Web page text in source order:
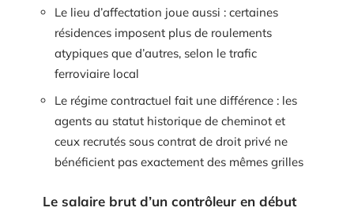
Le lieu d’affectation joue aussi : certaines
résidences imposent plus de roulements
atypiques que d’autres, selon le trafic
ferroviaire local
Le régime contractuel fait une différence : les
agents au statut historique de cheminot et
ceux recrutés sous contrat de droit privé ne
bénéficient pas exactement des mêmes grilles
Le salaire brut d’un contrôleur en début